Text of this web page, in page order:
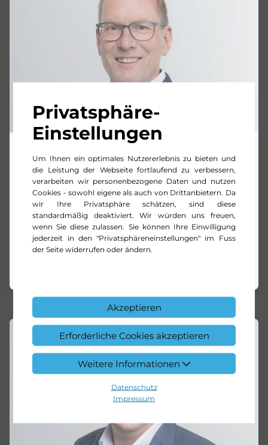
Privatsphäre-
Einstellungen
Um Ihnen ein optimales Nutzererlebnis zu bieten und
die Leistung der Webseite fortlaufend zu verbessern,
verarbeiten wir personenbezogene Daten und nutzen
Cookies - sowohl eigene als auch von Drittanbietern. Da
wir Ihre Privatsphäre schätzen, sind diese
standardmäßig deaktiviert. Wir würden uns freuen,
wenn Sie diese zulassen. Sie können Ihre Einwilligung
jederzeit in den "Privatsphäreneinstellungen" im Fuss
der Seite widerrufen oder ändern.
Akzeptieren
Erforderliche Cookies akzeptieren
Weitere Informationen
Datenschutz
Impressum
Verkaufsberater Kommunal- und
Sonderfahrzeuge | NFZ Center Freiburg
+4915254952963
+49 761 495 511
+49 1525 495 29 63